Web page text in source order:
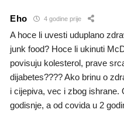
Eho 4 godine prije
A hoce li uvesti uduplano
junk food? Hoce li ukinuti
povisuju kolesterol, prave
dijabetes???? Ako brinu o
i cijepiva, vec i zbog ishrane.
godisnje, a od covida u 2